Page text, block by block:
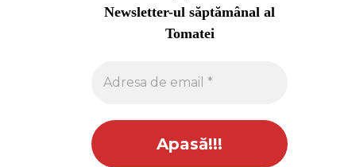
Newsletter-ul săptămânal al
Tomatei